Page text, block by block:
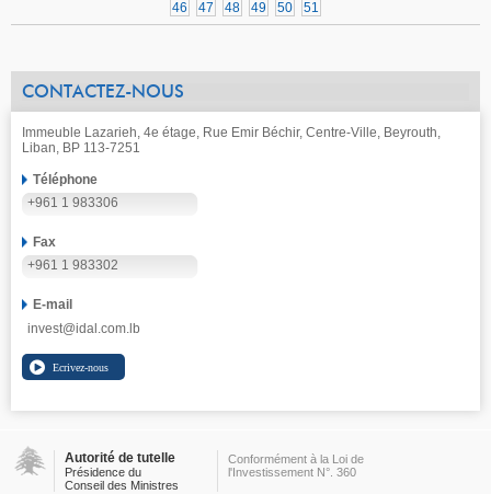
46
47 48 49 50 51
CONTACTEZ-NOUS
Immeuble Lazarieh, 4e étage, Rue Emir Béchir, Centre-Ville, Beyrouth,
Liban, BP 113-7251
Téléphone
+961 1 983306
Fax
+961 1 983302
E-mail
invest@idal.com.lb
Autorité de tutelle
Présidence du
Conseil des Ministres
Conformément à la Loi de
l'Investissement N°. 360